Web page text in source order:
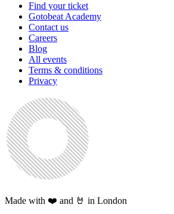
Find your ticket
Gotobeat Academy
Contact us
Careers
Blog
All events
Terms & conditions
Privacy
Made with ❤️ and 🤘 in London